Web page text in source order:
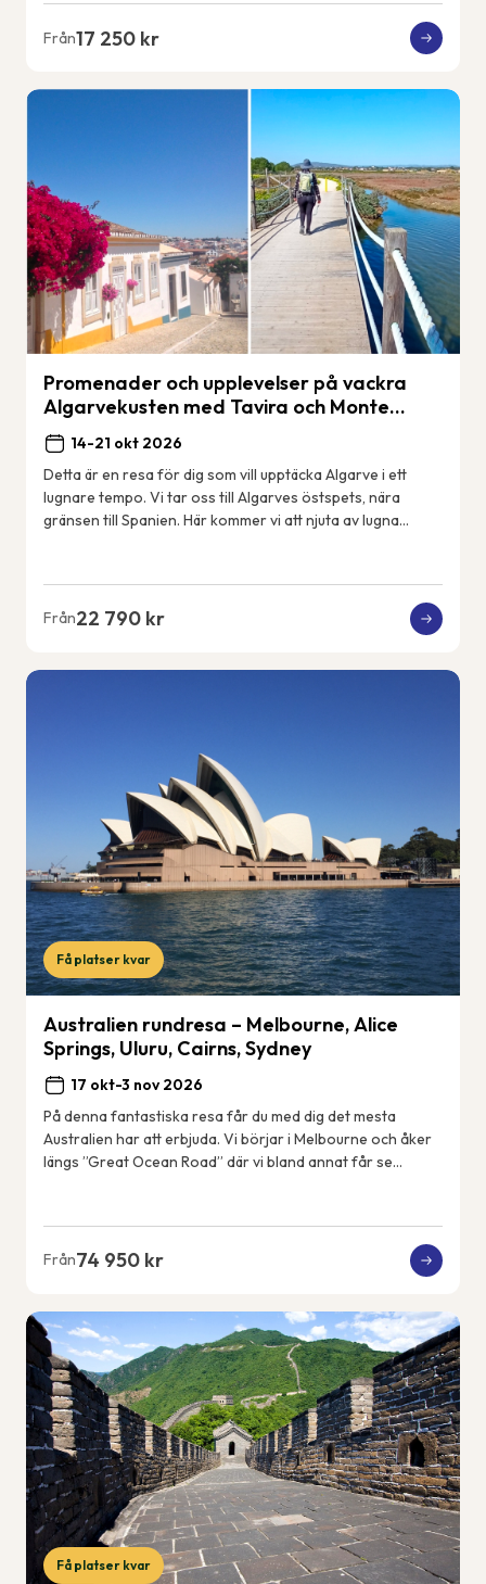
Från17 250 kr
Promenader och upplevelser på vackra
Algarvekusten med Tavira och Monte
Gordo.14-21 okt 2026
Detta är en resa för dig som vill upptäcka Algarve i ett
lugnare tempo. Vi tar oss till Algarves östspets, nära
gränsen till Spanien. Här kommer vi att njuta av lugna
Från22 790 kr
Få platser kvar
Australien rundresa – Melbourne, Alice
Springs, Uluru, Cairns, Sydney
17 okt-3 nov 2026
På denna fantastiska resa får du med dig det mesta
Australien har att erbjuda. Vi börjar i Melbourne och åker
längs ”Great Ocean Road” där vi bland annat får se
Från74 950 kr
Få platser kvar